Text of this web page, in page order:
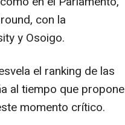
con la
y Osoigo.
el ranking de las
al tiempo que propone
momento crítico.